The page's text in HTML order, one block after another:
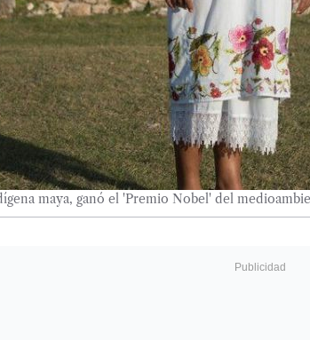
maya, ganó el 'Premio Nobel' del